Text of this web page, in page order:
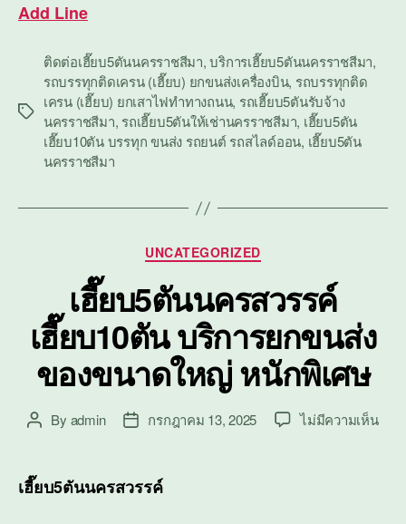
Add Line
Tags
ติดต่อเฮี๊ยบ5ตันนครราชสีมา,บริการเฮี๊ยบ5ตันนครราชสีมา,
รถบรรทุกติดเครน (เฮี๊ยบ) ยกขนส่งเครื่องบิน, รถบรรทุกติด
เครน (เฮี๊ยบ) ยกเสาไฟทำทางถนน, รถเฮี๊ยบ5ตันรับจ้าง
นครราชสีมา, รถเฮี๊ยบ5ตันให้เช่านครราชสีมา, เฮี๊ยบ5ตัน
เฮี๊ยบ10ตัน บรรทุก ขนส่ง รถยนต์ รถสไลด์ออน, เฮี๊ยบ5ตัน
นครราชสีมา
Categories
UNCATEGORIZED
เฮี๊ยบ5ตันนครสวรรค์
เฮี๊ยบ10ตัน บริการยกขนส่ง
ของขนาดใหญ่ หนักพิเศษ
PostBy admin
Postกรกฎาคม 13, 2025 ไม่มีความเห็นบน
เฮี๊ยบ5ตันนครสวรรค์